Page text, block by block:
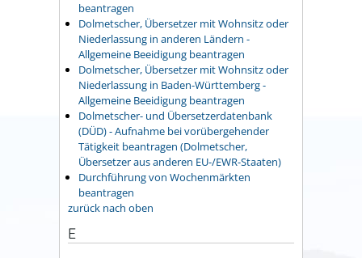
beantragen
Dolmetscher, Übersetzer mit Wohnsitz oder
Niederlassung in anderen Ländern -
Allgemeine Beeidigung beantragen
Dolmetscher, Übersetzer mit Wohnsitz oder
Niederlassung in Baden-Württemberg -
Allgemeine Beeidigung beantragen
Dolmetscher- und Übersetzerdatenbank
(DÜD) - Aufnahme bei vorübergehender
Tätigkeit beantragen (Dolmetscher,
Übersetzer aus anderen EU-/EWR-Staaten)
Durchführung von Wochenmärkten
beantragen
zurück nach oben
E